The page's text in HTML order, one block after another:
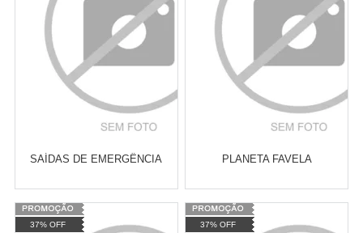
COMPRAR COMPRAR
SAÍDAS DE EMERGÊNCIA
Varejo:
PLANETA FAVELA
Varejo:
37% OFF 37% OFF